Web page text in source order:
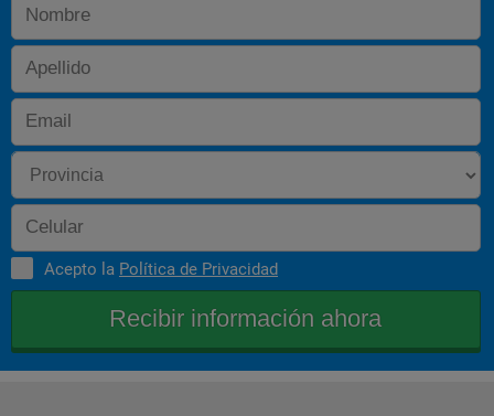
Acepto la Política de Privacidad